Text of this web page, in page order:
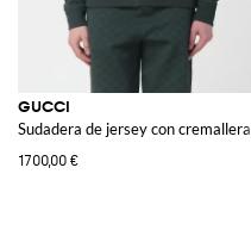
GUCCI
Sudadera de jersey con cremallera
1700,00 €